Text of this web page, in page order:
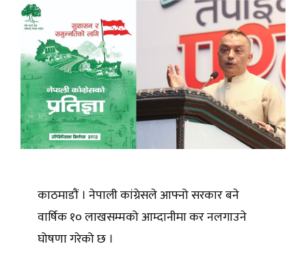
काठमाडौं । नेपाली कांग्रेसले आफ्नो सरकार बने
वार्षिक १० लाखसम्मको आम्दानीमा कर नलगाउने
घोषणा गरेको छ ।